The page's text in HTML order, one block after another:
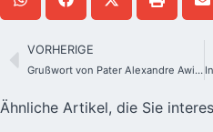
VORHERIGE
Grußwort von Pater Alexandre Awi: Wir sind alle Schönstatt
Ähnliche Artikel, die Sie